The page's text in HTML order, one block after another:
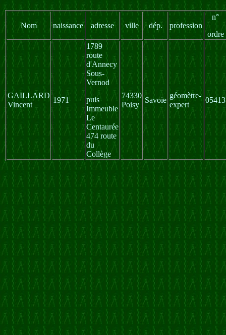
Nom naissance adresse ville dép. profession
n°
ordre
GAILLARD
Vincent
1971
1789
route
d'Annecy
Sous-
Vernod
puis
Immeuble
Le
Centaurée
474 route
du
Collège
74330
Poisy
Savoie
géomètre-
expert
05413